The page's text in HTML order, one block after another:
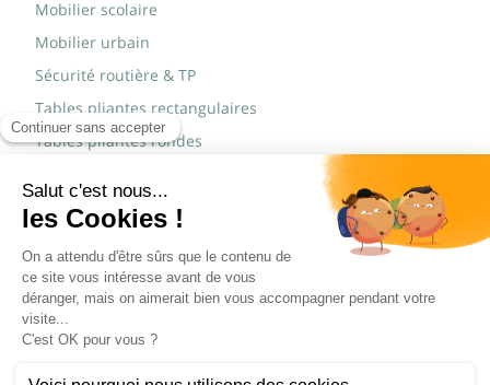
Mobilier scolaire
Mobilier urbain
Sécurité routière & TP
Tables pliantes rectangulaires
Tables pliantes rondes
Marques
JAD Groupe
Procity®